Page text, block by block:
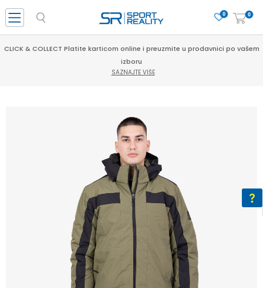
0
0
CLICK & COLLECT Platite karticom online i preuzmite u prodavnici po vašem
izboru
SAZNAJTE VIŠE